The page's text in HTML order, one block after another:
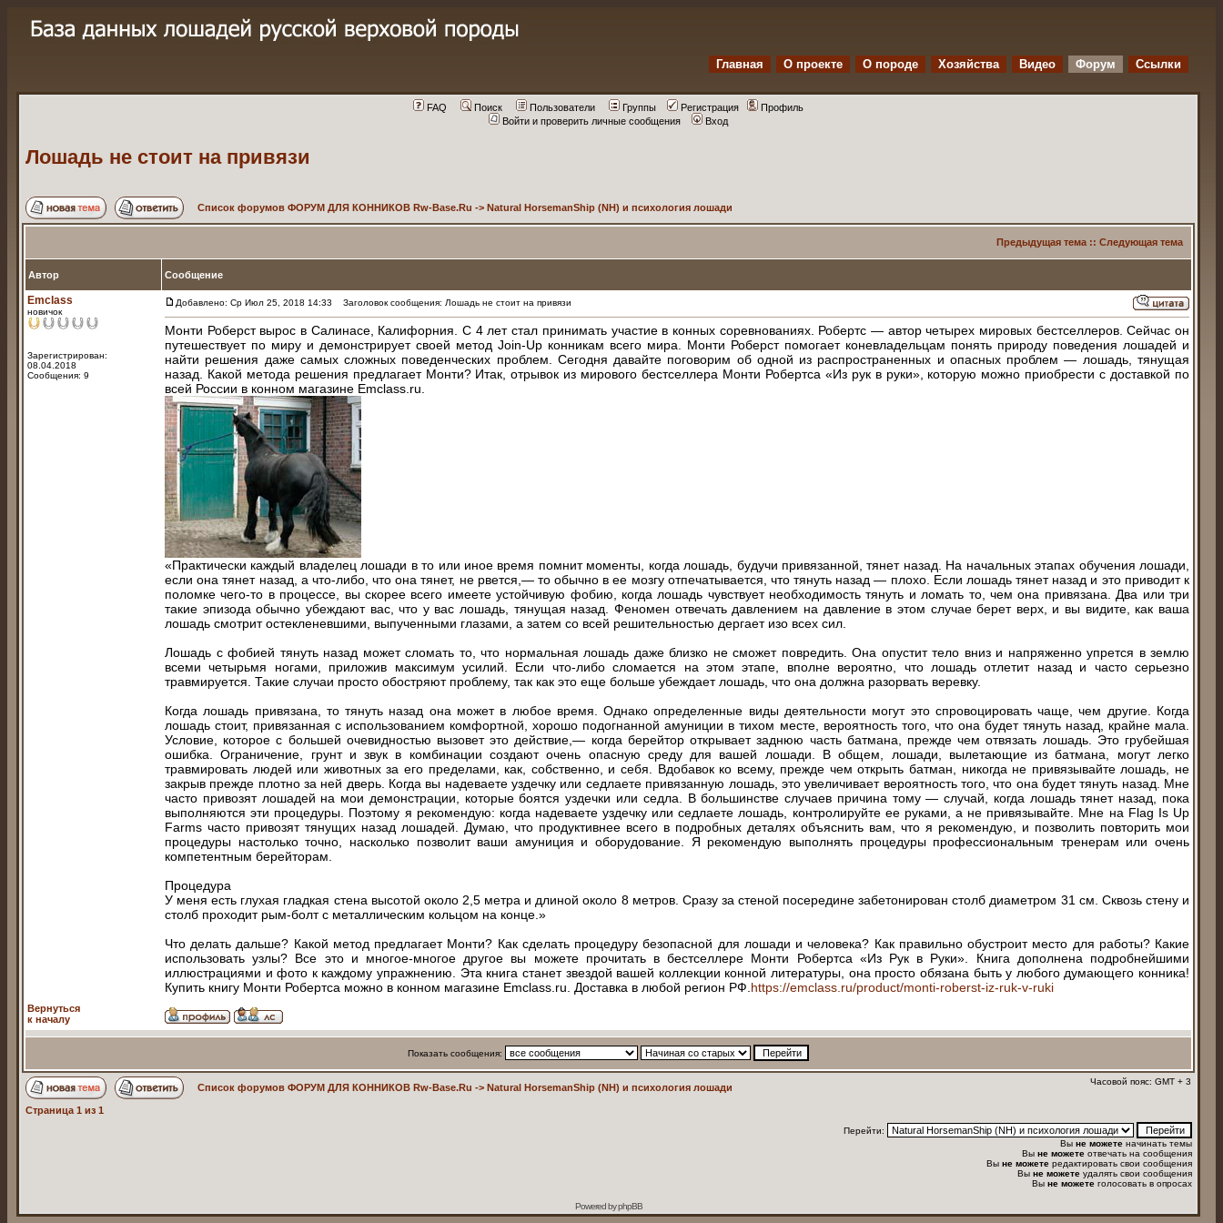
Главная О проекте O породе Хозяйства Видео Форум Ссылки
FAQ Поиск Пользователи Группы Регистрация
Профиль
Войти и проверить личные сообщения
Вход
Лошадь не стоит на привязи
Список форумов ФОРУМ ДЛЯ КОННИКОВ Rw-Base.Ru -> Natural HorsemanShip (NH) и психология лошади
Предыдущая тема :: Следующая тема
Автор Сообщение
Emclass
новичок
Зарегистрирован:
08.04.2018
Сообщения: 9
Добавлено: Ср Июл 25, 2018 14:33 Заголовок сообщения: Лошадь не стоит на привязи
Монти Роберст вырос в Салинасе, Калифорния. С 4 лет стал принимать участие в конных соревнованиях. Робертс — автор четырех мировых бестселлеров. Сейчас он
путешествует по миру и демонстрирует своей метод Join-Up конникам всего мира. Монти Роберст помогает коневладельцам понять природу поведения лошадей и
найти решения даже самых сложных поведенческих проблем. Сегодня давайте поговорим об одной из распространенных и опасных проблем — лошадь, тянущая
назад. Какой метода решения предлагает Монти? Итак, отрывок из мирового бестселлера Монти Робертса «Из рук в руки», которую можно приобрести с доставкой по
всей России в конном магазине Emclass.ru.
«Практически каждый владелец лошади в то или иное время помнит моменты, когда лошадь, будучи привязанной, тянет назад. На начальных этапах обучения лошади,
если она тянет назад, а что-либо, что она тянет, не рвется,— то обычно в ее мозгу отпечатывается, что тянуть назад — плохо. Если лошадь тянет назад и это приводит к
поломке чего-то в процессе, вы скорее всего имеете устойчивую фобию, когда лошадь чувствует необходимость тянуть и ломать то, чем она привязана. Два или три
такие эпизода обычно убеждают вас, что у вас лошадь, тянущая назад. Феномен отвечать давлением на давление в этом случае берет верх, и вы видите, как ваша
лошадь смотрит остекленевшими, выпученными глазами, а затем со всей решительностью дергает изо всех сил.
Лошадь с фобией тянуть назад может сломать то, что нормальная лошадь даже близко не сможет повредить. Она опустит тело вниз и напряженно упрется в землю
всеми четырьмя ногами, приложив максимум усилий. Если что-либо сломается на этом этапе, вполне вероятно, что лошадь отлетит назад и часто серьезно
травмируется. Такие случаи просто обостряют проблему, так как это еще больше убеждает лошадь, что она должна разорвать веревку.
Когда лошадь привязана, то тянуть назад она может в любое время. Однако определенные виды деятельности могут это спровоцировать чаще, чем другие. Когда
лошадь стоит, привязанная с использованием комфортной, хорошо подогнанной амуниции в тихом месте, вероятность того, что она будет тянуть назад, крайне мала.
Условие, которое с большей очевидностью вызовет это действие,— когда берейтор открывает заднюю часть батмана, прежде чем отвязать лошадь. Это грубейшая
ошибка. Ограничение, грунт и звук в комбинации создают очень опасную среду для вашей лошади. В общем, лошади, вылетающие из батмана, могут легко
травмировать людей или животных за его пределами, как, собственно, и себя. Вдобавок ко всему, прежде чем открыть батман, никогда не привязывайте лошадь, не
закрыв прежде плотно за ней дверь. Когда вы надеваете уздечку или седлаете привязанную лошадь, это увеличивает вероятность того, что она будет тянуть назад. Мне
часто привозят лошадей на мои демонстрации, которые боятся уздечки или седла. В большинстве случаев причина тому — случай, когда лошадь тянет назад, пока
выполняются эти процедуры. Поэтому я рекомендую: когда надеваете уздечку или седлаете лошадь, контролируйте ее руками, а не привязывайте. Мне на Flag Is Up
Farms часто привозят тянущих назад лошадей. Думаю, что продуктивнее всего в подробных деталях объяснить вам, что я рекомендую, и позволить повторить мои
процедуры настолько точно, насколько позволит ваши амуниция и оборудование. Я рекомендую выполнять процедуры профессиональным тренерам или очень
компетентным берейторам.
Процедура
У меня есть глухая гладкая стена высотой около 2,5 метра и длиной около 8 метров. Сразу за стеной посередине забетонирован столб диаметром 31 см. Сквозь стену и
столб проходит рым-болт с металлическим кольцом на конце.»
Что делать дальше? Какой метод предлагает Монти? Как сделать процедуру безопасной для лошади и человека? Как правильно обустроит место для работы? Какие
использовать узлы? Все это и многое-многое другое вы можете прочитать в бестселлере Монти Робертса «Из Рук в Руки». Книга дополнена подробнейшими
иллюстрациями и фото к каждому упражнению. Эта книга станет звездой вашей коллекции конной литературы, она просто обязана быть у любого думающего конника!
Купить книгу Монти Робертса можно в конном магазине Emclass.ru. Доставка в любой регион РФ. https://emclass.ru/product/monti-roberst-iz-ruk-v-ruki
Вернуться
к началу
Показать сообщения:
Список форумов ФОРУМ ДЛЯ КОННИКОВ Rw-Base.Ru -> Natural HorsemanShip (NH) и психология лошади
Часовой пояс: GMT + 3
Страница 1 из 1
Перейти:
Вы не можете начинать темы
Вы не можете отвечать на сообщения
Вы не можете редактировать свои сообщения
Вы не можете удалять свои сообщения
Вы не можете голосовать в опросах
Powered byphpBB